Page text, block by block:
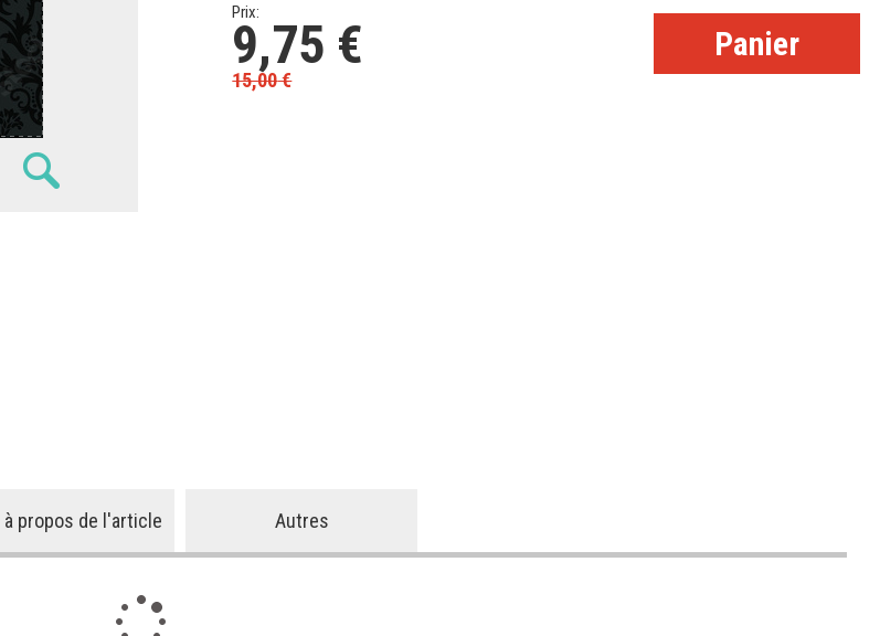
Prix:
9,75 €
15,00€
propos de l'article Autres